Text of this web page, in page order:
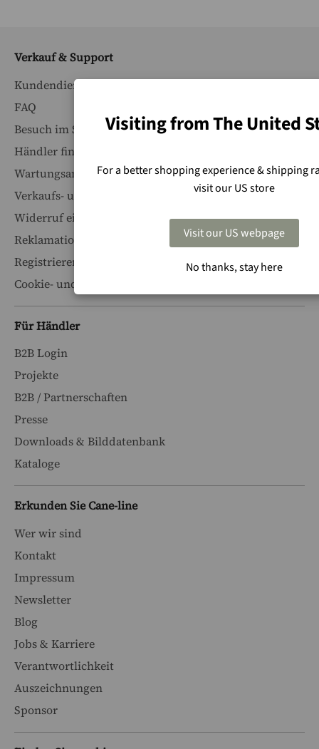
Verkauf & Support
Kundendienst
FAQ
Besuch im Showroom buchen
Händler finden
Wartungsanleitungen
Verkaufs- und Lieferbedingungen
Widerruf einreichen
Reklamation erstellen
Registrieren Sie Ihr Produkt
Cookie- und Datenschutz
Für Händler
B2B Login
Projekte
B2B / Partnerschaften
Presse
Downloads & Bilddatenbank
Kataloge
Erkunden Sie Cane-line
Wer wir sind
Kontakt
Impressum
Newsletter
Blog
Jobs & Karriere
Verantwortlichkeit
Auszeichnungen
Sponsor
Visiting from The United
For a better shopping experience & shipping
visit our US store
Visit our US webpage
No thanks, stay here